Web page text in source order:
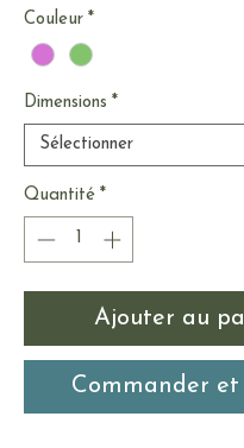
Couleur *
Dimensions *
Quantité *
Ajouter au
Commander et